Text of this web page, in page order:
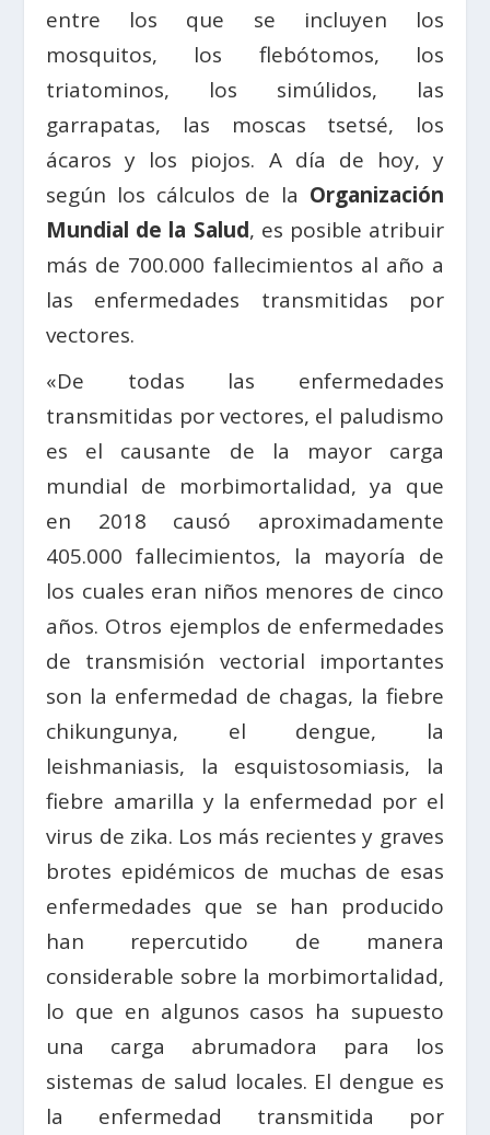
entre los que se incluyen los
mosquitos, los flebótomos, los
triatominos, los simúlidos, las
garrapatas, las moscas tsetsé, los
ácaros y los piojos. A día de hoy, y
según los cálculos de la Organización
Mundial de la Salud, es posible atribuir
más de 700.000 fallecimientos al año a
las enfermedades transmitidas por
vectores.
«De todas las enfermedades
transmitidas por vectores, el paludismo
es el causante de la mayor carga
mundial de morbimortalidad, ya que
en 2018 causó aproximadamente
405.000 fallecimientos, la mayoría de
los cuales eran niños menores de cinco
años. Otros ejemplos de enfermedades
de transmisión vectorial importantes
son la enfermedad de chagas, la fiebre
chikungunya, el dengue, la
leishmaniasis, la esquistosomiasis, la
fiebre amarilla y la enfermedad por el
virus de zika. Los más recientes y graves
brotes epidémicos de muchas de esas
enfermedades que se han producido
han repercutido de manera
considerable sobre la morbimortalidad,
lo que en algunos casos ha supuesto
una carga abrumadora para los
sistemas de salud locales. El dengue es
la enfermedad transmitida por